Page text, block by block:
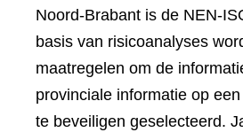
Noord-Brabant is de NEN-
basis van risicoanalyses
maatregelen om de
provinciale informatie op
te beveiligen geselecteerd.